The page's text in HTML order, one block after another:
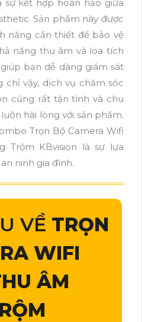
sự kết hợp hoàn hảo giữa
Sản phẩm này được
năng cần thiết để bảo vệ
năng thu âm và loa tích
bạn dễ dàng giám sát
chỉ vậy, dịch vụ chăm sóc
cũng rất tận tình và chu
hài lòng với sản phẩm.
Trọn Bộ Camera Wifi
Trộm KBvision là sự lựa
ninh gia đình.
VỀ TRỌN
WIFI
ÂM